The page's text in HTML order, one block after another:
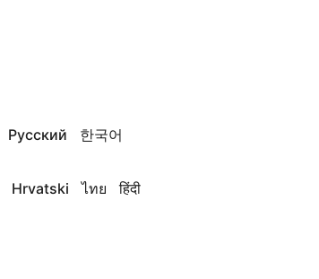
Русский 한국어
Hrvatski ไทย हिंदी